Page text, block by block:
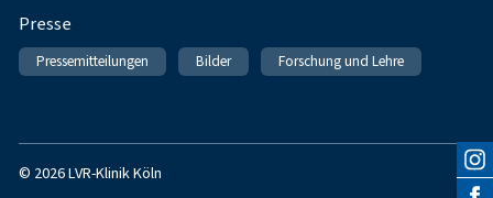
Presse
Pressemitteilungen Bilder Forschung und Lehre
© 2026 LVR-Klinik Köln